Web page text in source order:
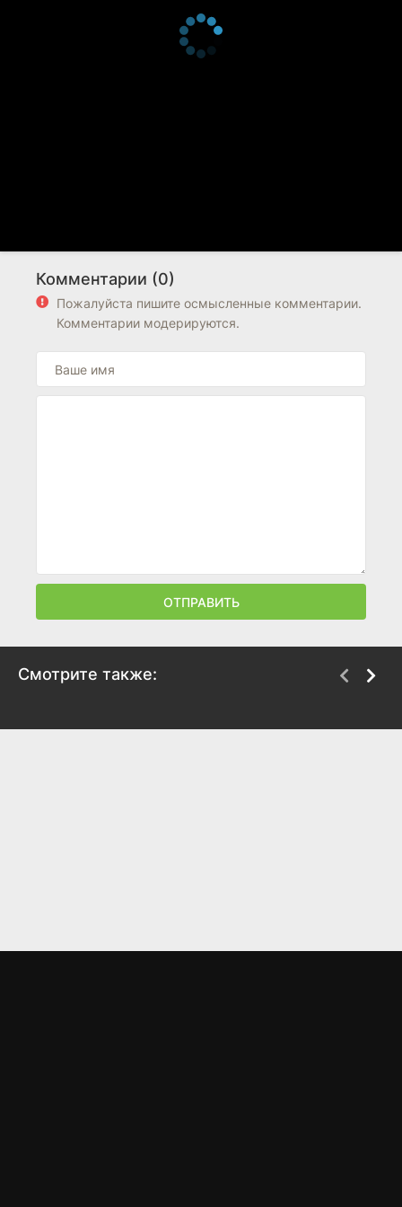
Комментарии (0)
Пожалуйста пишите осмысленные комментарии.
Комментарии модерируются.
ОТПРАВИТЬ
Смотрите также: